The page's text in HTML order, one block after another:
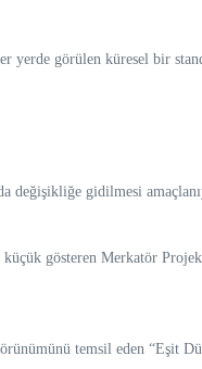
yerde görülen küresel bir
değişikliğe gidilmesi
gösteren Merkatör
temsil eden “Eşit